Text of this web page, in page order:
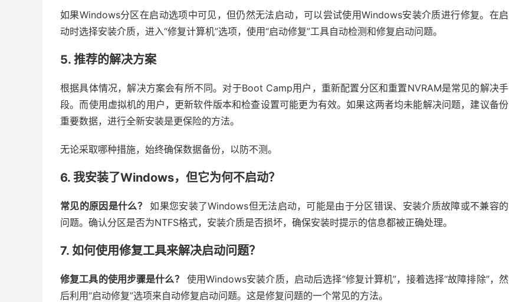
如果Windows分区在启动选项中可见，但仍然无法启动，可以尝试使用Windows安装介质进行修复。在启
动时选择安装介质，进入“修复计算机”选项，使用“启动修复”工具自动检测和修复启动问题。
5. 推荐的解决方案
根据具体情况，解决方案会有所不同。对于Boot Camp用户，重新配置分区和重置NVRAM是常见的解决手
段。而使用虚拟机的用户，更新软件版本和检查设置可能更为有效。如果这两者均未能解决问题，建议备份
重要数据，进行全新安装是更保险的方法。
无论采取哪种措施，始终确保数据备份，以防不测。
6. 我安装了Windows，但它为何不启动？
常见的原因是什么？
如果您安装了Windows但无法启动，可能是由于分区错误、安装介质故障或不兼容的
问题。确认分区是否为NTFS格式，安装介质是否损坏，确保安装时提示的信息都被正确处理。
7. 如何使用修复工具来解决启动问题？
修复工具的使用步骤是什么？
使用Windows安装介质，启动后选择“修复计算机”，接着选择“故障排除”，然
后利用“启动修复”选项来自动修复启动问题。这是修复问题的一个常见的方法。